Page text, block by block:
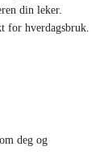
din leker.
for hverdagsbruk.
deg og